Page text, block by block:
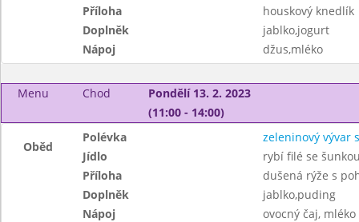
Příloha
houskový knedlík
Doplněk
jablko,jogurt
Nápoj
džus,mléko
Menu Chod
Pondělí 13. 2. 2023
(11:00 - 14:00)
Oběd
Polévka
zeleninový vývar
Jídlo
rybí filé se
Příloha
dušená rýže s
Doplněk
jablko,puding
Nápoj
ovocný čaj, mléko